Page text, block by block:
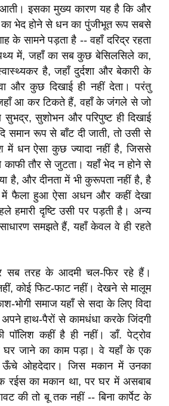
इसका मुख्य कारण यह है कि और
का भेद होने से धन का पुंजीभूत रूप सबसे
के सामने पड़ता है -- वहाँ दरिद्र रहता
में, जहाँ का सब कुछ बेसिलसिले का,
है, जहाँ दुर्दशा और बेकारी के
और कुछ दिखाई ही नहीं देता। परंतु
आ कर टिकते हैं, वहाँ के जंगले से जो
सुशोभन और परिपुष्ट ही दिखाई
समान रूप से बाँट दी जाती, तो उसी से
में धन ऐसा कुछ ज्यादा नहीं है, जिससे
तौर से जुटता। यहाँ भेद न होने से
है, और दीनता में भी कुरूपता नहीं है, है
में फैला हुआ ऐसा अधन और कहीं देखा
हमारी दृष्टि उसी पर पड़ती है। अन्य
समझते हैं, यहाँ केवल वे ही रहते
सब तरह के आदमी चल-फिर रहे हैं।
कोई फिट-फाट नहीं। देखने से मालूम
भोगी समाज यहाँ से सदा के लिए विदा
हाथ-पैरों से कामधंधा करके जिंदगी
पॉलिश कहीं है ही नहीं। डॉं. पेट्रोव
जाने का काम पड़ा। वे यहाँ के एक
ऊँचे ओहदेदार। जिस मकान में उनका
रईस का मकान था, पर घर में असबाब
की तो बू तक नहीं -- बिना कार्पेट के